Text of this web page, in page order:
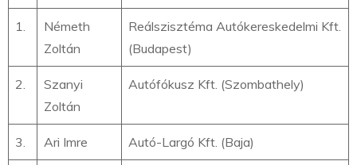
1.
Németh
Zoltán
Reálszisztéma Autókereskedelmi Kft.
(Budapest)
2.
Szanyi
Zoltán
Autófókusz Kft. (Szombathely)
3. Ari Imre Autó-Largó Kft. (Baja)